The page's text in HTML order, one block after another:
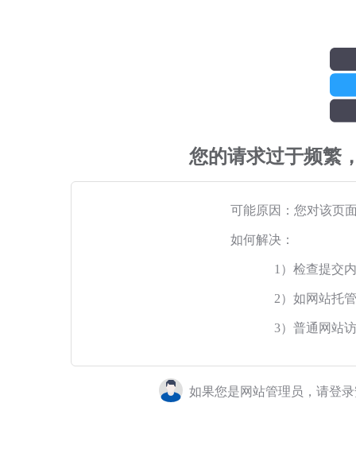
您的请求过于频繁
可能原因：您对该页
如何解决：
1）检查提交
2）如网站托
3）普通网站
如果您是网站管理员，请登